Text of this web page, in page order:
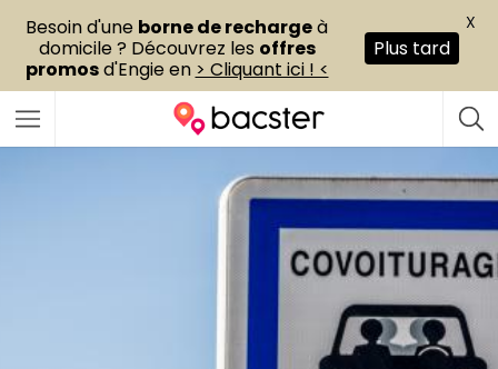
Besoin d'une borne de rechargeà
domicile ? Découvrez les offres
promosd'Engie en > Cliquant ici ! <
Plus tard
X